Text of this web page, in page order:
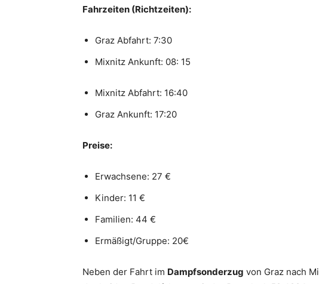
Fahrzeiten (Richtzeiten):
Graz Abfahrt: 7:30
Mixnitz Ankunft: 08: 15
Mixnitz Abfahrt: 16:40
Graz Ankunft: 17:20
Preise:
Erwachsene: 27 €
Kinder: 11 €
Familien: 44 €
Ermäßigt/Gruppe: 20€
Neben der Fahrt im Dampfsonderzug von Graz nach